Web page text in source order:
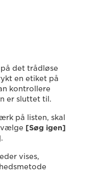
det trådløse
en etiket på
kontrollere
er sluttet til.
på listen, skal
vælge [Søg igen]
.
vises,